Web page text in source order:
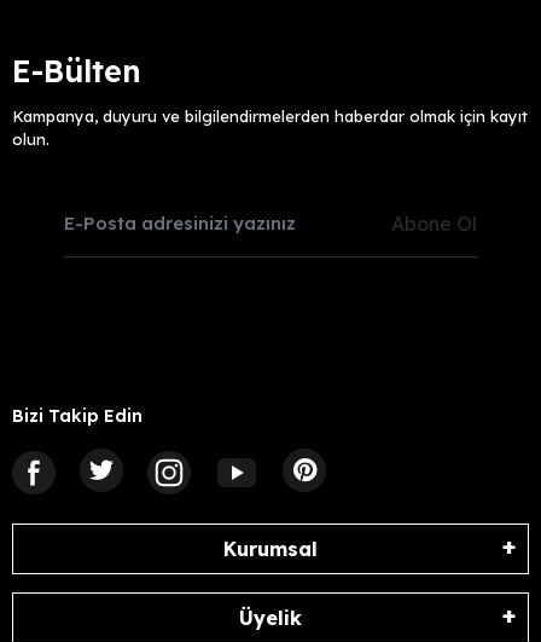
E-Bülten
Kampanya, duyuru ve bilgilendirmelerden haberdar olmak için kayıt
olun.
Abone Ol
Bizi Takip Edin
Kurumsal
Üyelik